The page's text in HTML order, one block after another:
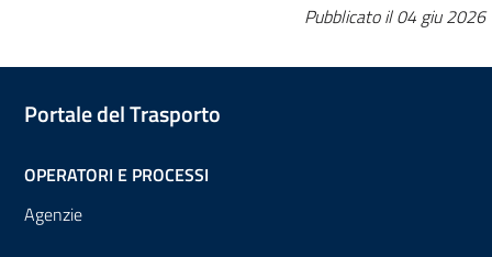
Pubblicato il04 giu 2026
Portale del Trasporto
OPERATORI E PROCESSI
Agenzie